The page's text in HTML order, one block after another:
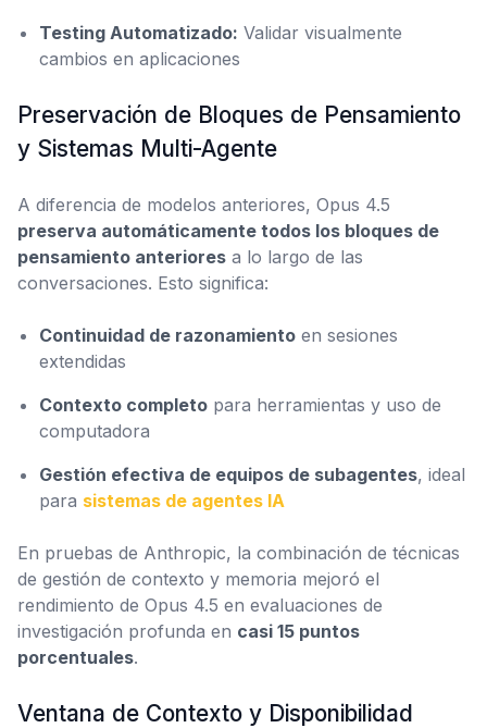
Testing Automatizado: Validar visualmente
cambios en aplicaciones
Preservación de Bloques de Pensamiento
y Sistemas Multi-Agente
A diferencia de modelos anteriores, Opus 4.5
preserva automáticamente todos los bloques de
pensamiento anteriores a lo largo de las
conversaciones. Esto significa:
Continuidad de razonamiento en sesiones
extendidas
Contexto completo para herramientas y uso de
computadora
Gestión efectiva de equipos de subagentes, ideal
para sistemas de agentes IA
En pruebas de Anthropic, la combinación de técnicas
de gestión de contexto y memoria mejoró el
rendimiento de Opus 4.5 en evaluaciones de
investigación profunda en casi 15 puntos
porcentuales.
Ventana de Contexto y Disponibilidad